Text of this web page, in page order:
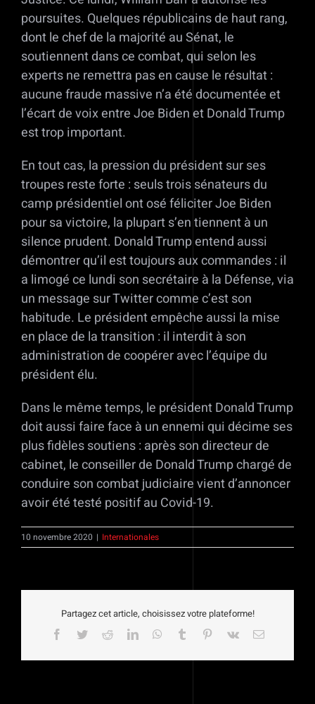
poursuites. Quelques républicains de haut rang,
dont le chef de la majorité au Sénat, le
soutiennent dans ce combat, qui selon les
experts ne remettra pas en cause le résultat :
aucune fraude massive n’a été documentée et
l’écart de voix entre Joe Biden et Donald Trump
est trop important.
En tout cas, la pression du président sur ses
troupes reste forte : seuls trois sénateurs du
camp présidentiel ont osé féliciter Joe Biden
pour sa victoire, la plupart s’en tiennent à un
silence prudent. Donald Trump entend aussi
démontrer qu’il est toujours aux commandes : il
a limogé ce lundi son secrétaire à la Défense, via
un message sur Twitter comme c’est son
habitude. Le président empêche aussi la mise
en place de la transition : il interdit à son
administration de coopérer avec l’équipe du
président élu.
Dans le même temps, le président Donald Trump
doit aussi faire face à un ennemi qui décime ses
plus fidèles soutiens : après son directeur de
cabinet, le conseiller de Donald Trump chargé de
conduire son combat judiciaire vient d’annoncer
avoir été testé positif au Covid-19.
10 novembre 2020 | Internationales
Partagez cet article, choisissez votre plateforme!
Facebook
TwitterRedditLinkedInWhatsApp
Tumblr Pinterest
Vk Email